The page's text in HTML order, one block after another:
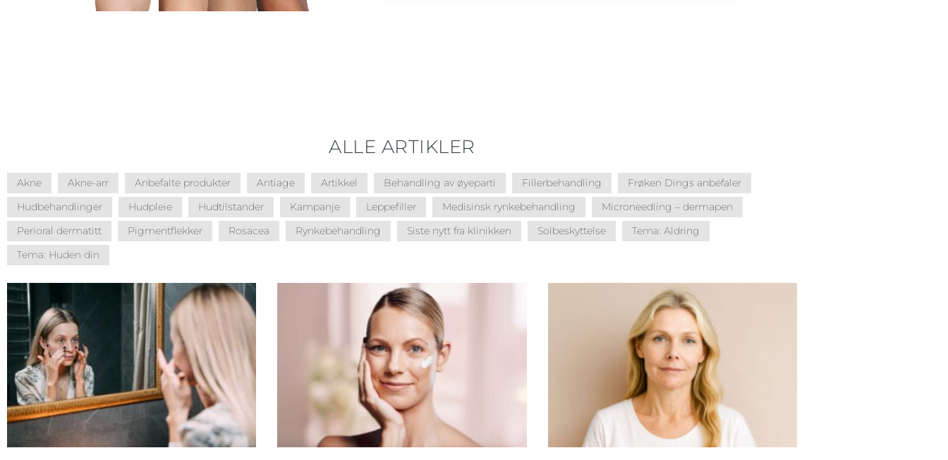
ALLE ARTIKLER
Akne Akne-arr Anbefalte produkter Antiage Artikkel Behandling av øyeparti Fillerbehandling
Frøken Dings anbefaler
Hudbehandlinger
Hudpleie Hudtilstander Kampanje Leppefiller Medisinsk rynkebehandling
Microneedling – dermapen
Perioral dermatitt
Pigmentflekker Rosacea Rynkebehandling Siste nytt fra klinikken Solbeskyttelse
Tema: Aldring
Tema: Huden din